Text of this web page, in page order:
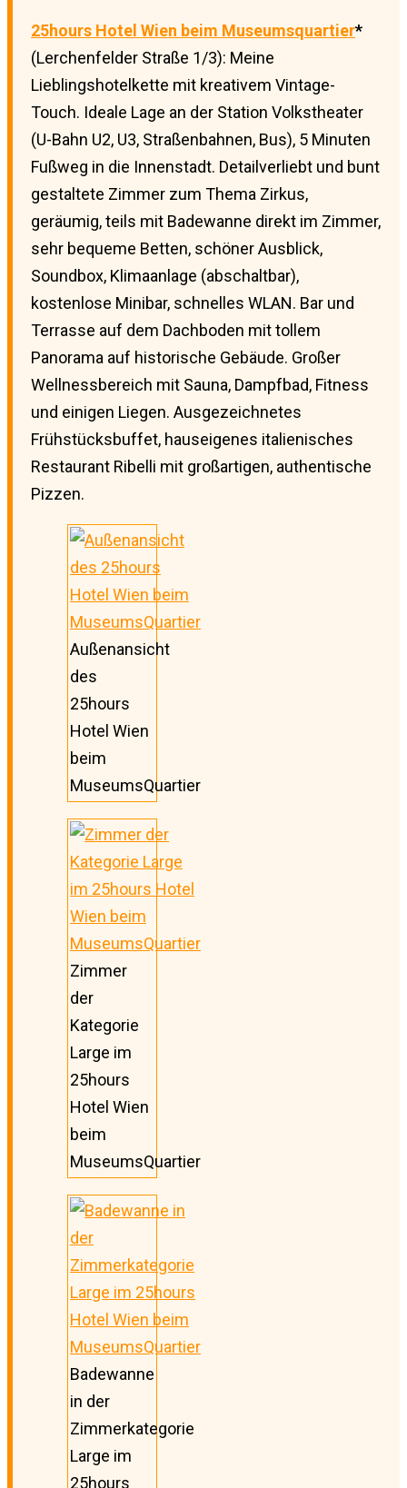
25hours Hotel Wien beim Museumsquartier*
(Lerchenfelder Straße 1/3): Meine
Lieblingshotelkette mit kreativem Vintage-
Touch. Ideale Lage an der Station Volkstheater
(U-Bahn U2, U3, Straßenbahnen, Bus), 5 Minuten
Fußweg in die Innenstadt. Detailverliebt und bunt
gestaltete Zimmer zum Thema Zirkus,
geräumig, teils mit Badewanne direkt im Zimmer,
sehr bequeme Betten, schöner Ausblick,
Soundbox, Klimaanlage (abschaltbar),
kostenlose Minibar, schnelles WLAN. Bar und
Terrasse auf dem Dachboden mit tollem
Panorama auf historische Gebäude. Großer
Wellnessbereich mit Sauna, Dampfbad, Fitness
und einigen Liegen. Ausgezeichnetes
Frühstücksbuffet, hauseigenes italienisches
Restaurant Ribelli mit großartigen, authentische
Pizzen.
Außenansicht
des
25hours
Hotel Wien
beim
MuseumsQuartier
Zimmer
der
Kategorie
Large im
25hours
Hotel Wien
beim
MuseumsQuartier
Badewanne
in der
Zimmerkategorie
Large im
25hours